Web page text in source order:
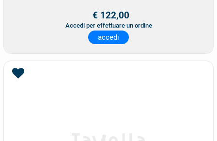
€ 122,00
Accedi per effettuare un ordine
accedi